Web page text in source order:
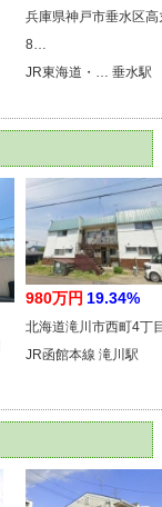
兵庫県神戸市垂水区高
8…
JR東海道・… 垂水駅
980万円 19.34%
北海道滝川市西町4丁
JR函館本線 滝川駅